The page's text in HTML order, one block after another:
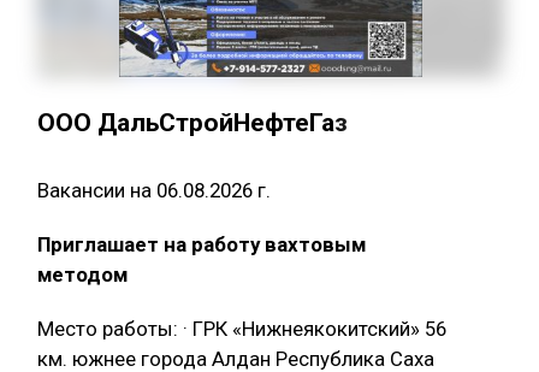
ООО ДальСтройНефтеГаз
Вакансии на 06.08.2026 г.
Приглашает на работу вахтовым
методом
Место работы: · ГРК «Нижнеякокитский» 56
км. южнее города Алдан Республика Саха